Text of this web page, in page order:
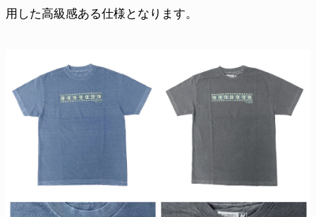
用した高級感ある仕様となります。